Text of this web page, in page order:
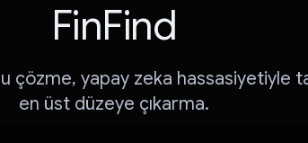
FinFind
çözme, yapay zeka hassasiyetiyle
en üst düzeye çıkarma.